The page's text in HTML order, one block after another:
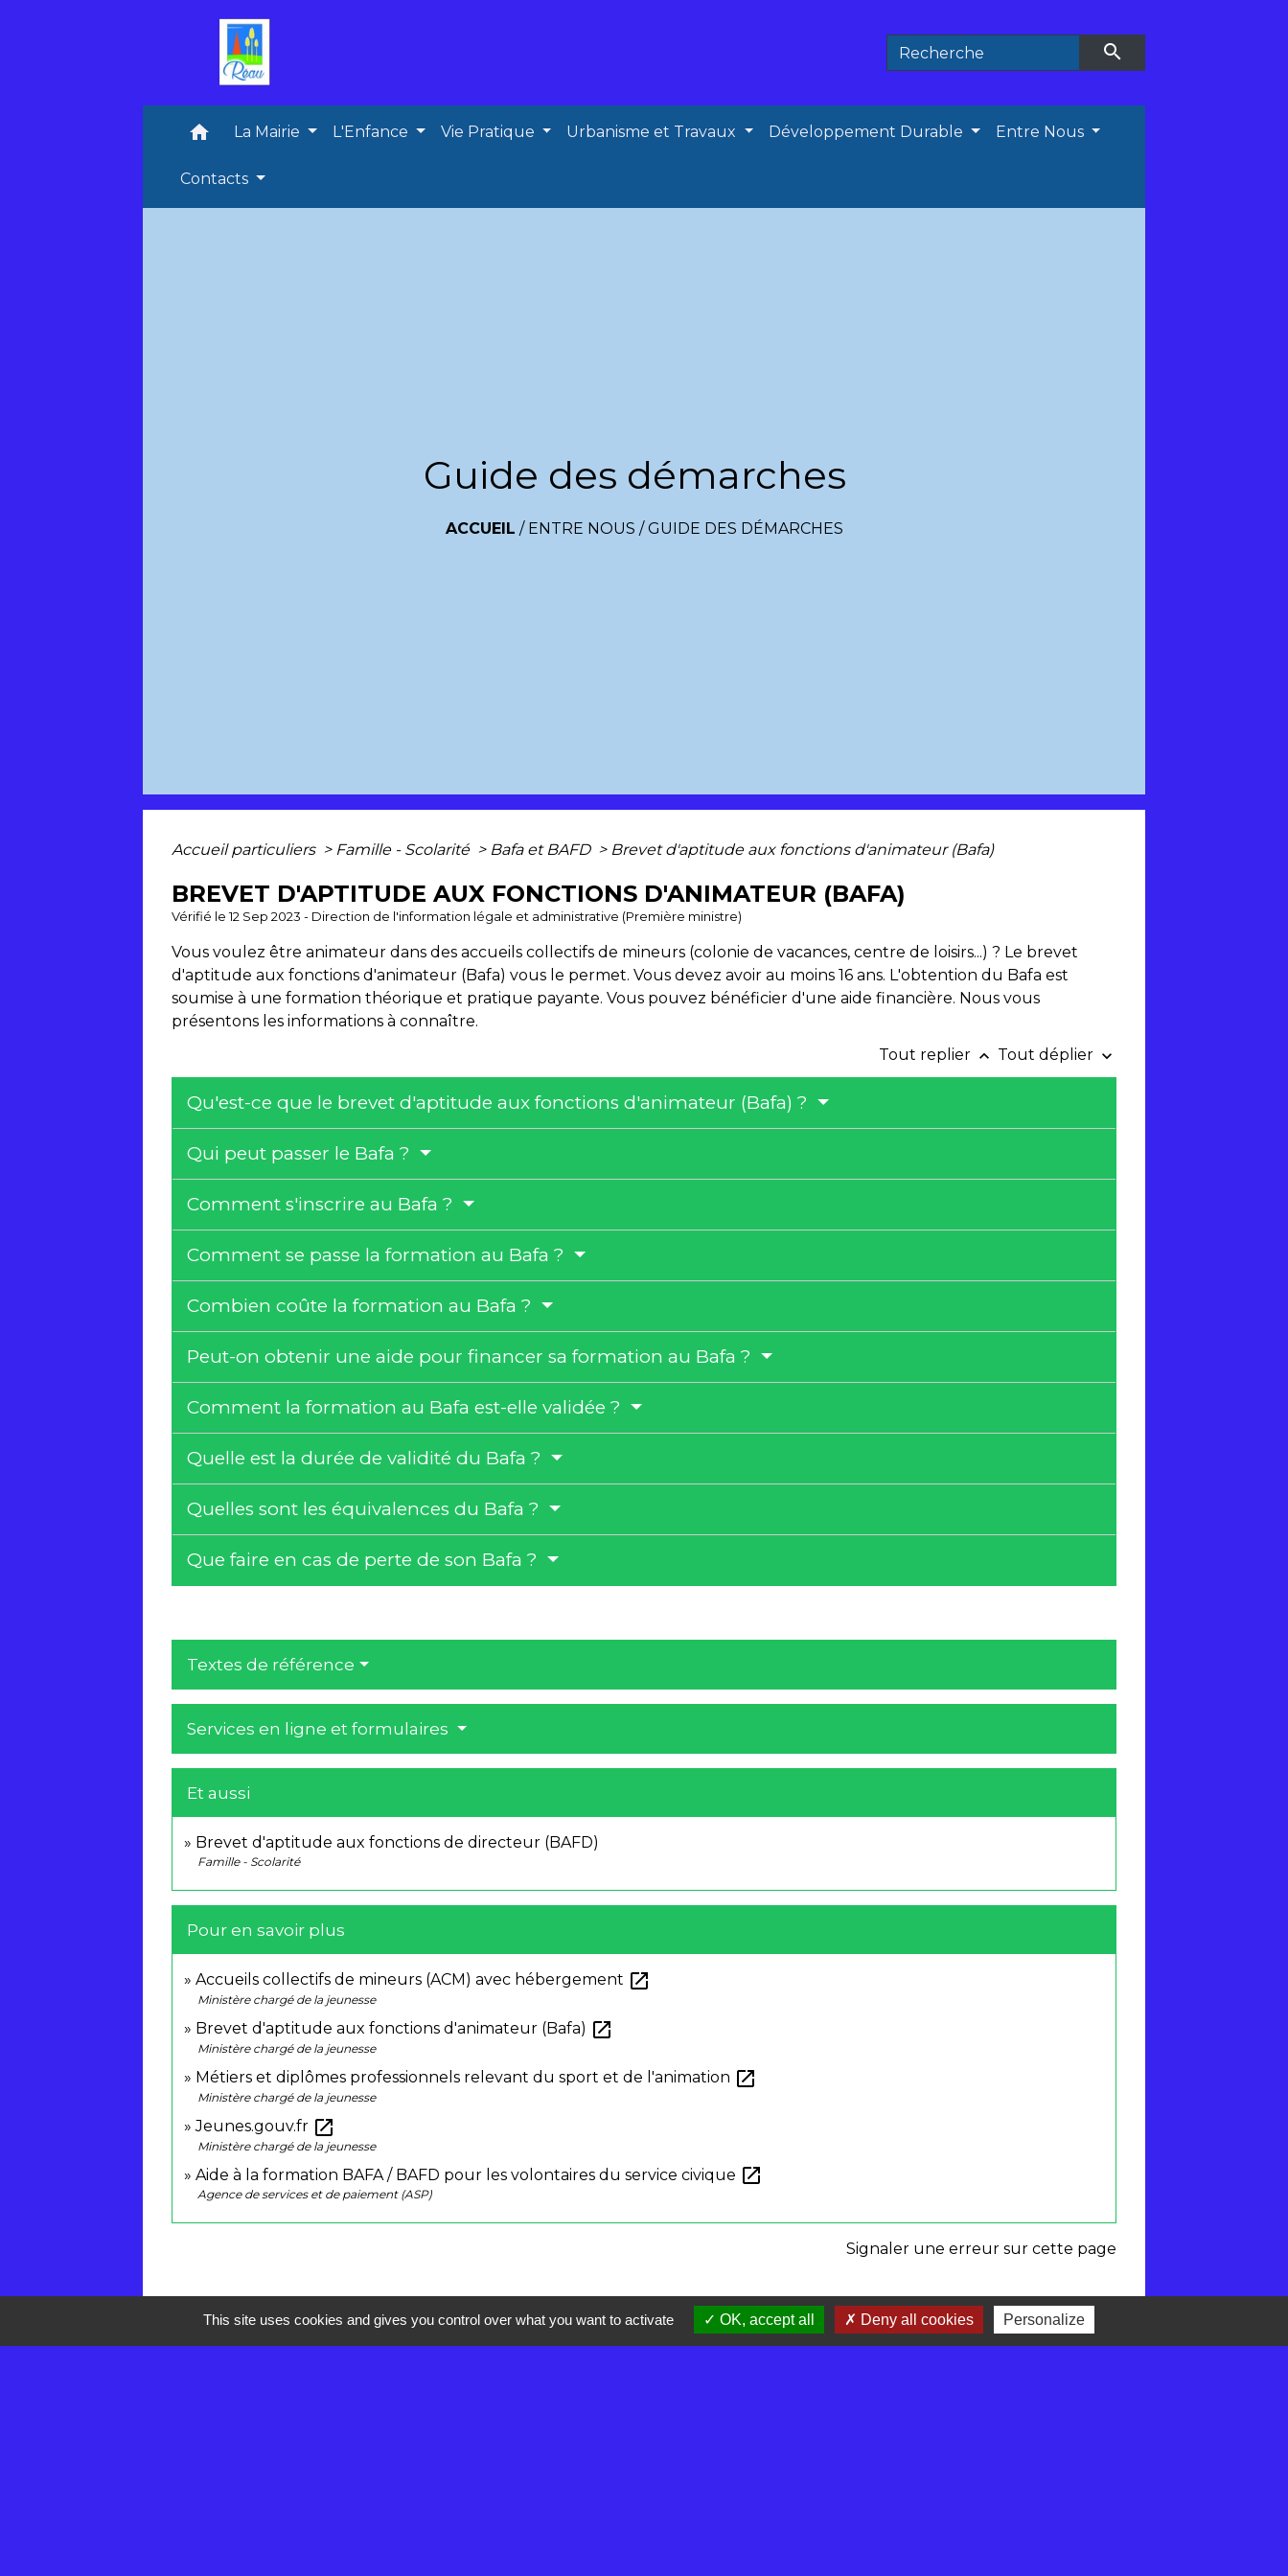
search
home La Mairie L'Enfance Vie Pratique Urbanisme et Travaux Développement Durable Entre Nous
Contacts
Guide des démarches
ACCUEIL / ENTRE NOUS /GUIDE DES DÉMARCHES
Accueil particuliers > Famille - Scolarité > Bafa et BAFD > Brevet d'aptitude aux fonctions d'animateur (Bafa)
BREVET D'APTITUDE AUX FONCTIONS D'ANIMATEUR (BAFA)
Vérifié le 12 Sep 2023 - Direction de l'information légale et administrative (Première ministre)
Vous voulez être animateur dans des accueils collectifs de mineurs (colonie de vacances, centre de loisirs...) ? Le brevet
d'aptitude aux fonctions d'animateur (Bafa) vous le permet. Vous devez avoir au moins 16 ans. L'obtention du Bafa est
soumise à une formation théorique et pratique payante. Vous pouvez bénéficier d'une aide financière. Nous vous
présentons les informations à connaître.
Tout replier keyboard_arrow_up Tout déplier keyboard_arrow_down
Qu'est-ce que le brevet d'aptitude aux fonctions d'animateur (Bafa) ?
Qui peut passer le Bafa ?
Comment s'inscrire au Bafa ?
Comment se passe la formation au Bafa ?
Combien coûte la formation au Bafa ?
Peut-on obtenir une aide pour financer sa formation au Bafa ?
Comment la formation au Bafa est-elle validée ?
Quelle est la durée de validité du Bafa ?
Quelles sont les équivalences du Bafa ?
Que faire en cas de perte de son Bafa ?
Textes de référence
Services en ligne et formulaires
Et aussi
Brevet d'aptitude aux fonctions de directeur (BAFD)
Famille - Scolarité
Pour en savoir plus
Accueils collectifs de mineurs (ACM) avec hébergement open_in_new
Ministère chargé de la jeunesse
Brevet d'aptitude aux fonctions d'animateur (Bafa) open_in_new
Ministère chargé de la jeunesse
Métiers et diplômes professionnels relevant du sport et de l'animation open_in_new
Ministère chargé de la jeunesse
Jeunes.gouv.fr open_in_new
Ministère chargé de la jeunesse
Aide à la formation BAFA / BAFD pour les volontaires du service civique open_in_new
Agence de services et de paiement (ASP)
Signaler une erreur sur cette page
This site uses cookies and gives you control over what you want to activate OK, accept all Deny all cookies Personalize